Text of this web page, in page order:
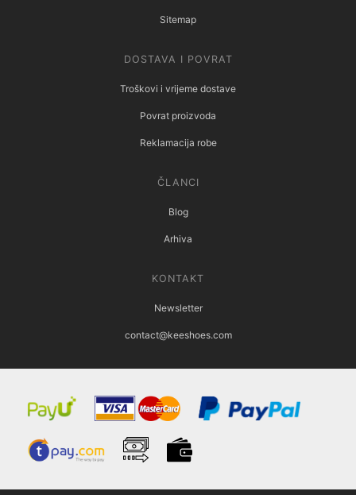
Sitemap
DOSTAVA I POVRAT
Troškovi i vrijeme dostave
Povrat proizvoda
Reklamacija robe
ČLANCI
Blog
Arhiva
KONTAKT
Newsletter
contact@keeshoes.com